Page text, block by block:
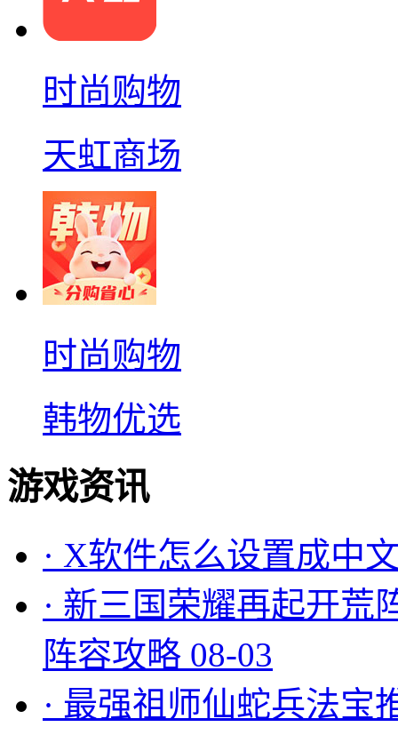
时尚购物
天虹商场
时尚购物
韩物优选
游戏资讯
· X软件怎么设置成中
· 新三国荣耀再起开荒
阵容攻略 08-03
· 最强祖师仙蛇兵法宝